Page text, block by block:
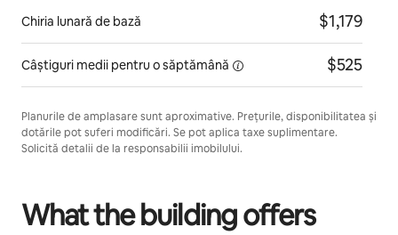
Chiria lunară de bază $1,179
Câștiguri medii pentru o săptămână $525
Planurile de amplasare sunt aproximative. Prețurile, disponibilitatea și
dotările pot suferi modificări. Se pot aplica taxe suplimentare.
Solicită detalii de la responsabilii imobilului.
What the building offers